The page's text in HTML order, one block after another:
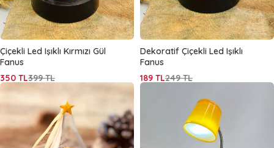
Çiçekli Led Işıklı Kırmızı Gül
Fanus
399TL
350 TL
Dekoratif Çiçekli Led Işıklı
Fanus
249TL
189 TL